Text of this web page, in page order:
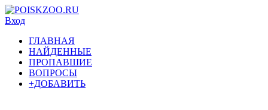
Вход
ГЛАВНАЯ
НАЙДЕННЫЕ
ПРОПАВШИЕ
ВОПРОСЫ
+ДОБАВИТЬ